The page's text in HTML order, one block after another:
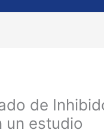
de
un estudio